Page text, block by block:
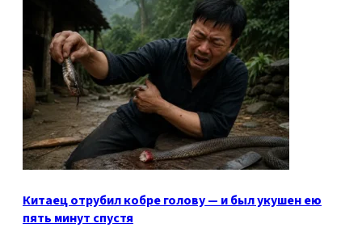
Китаец отрубил кобре голову — и был укушен ею
пять минут спустя